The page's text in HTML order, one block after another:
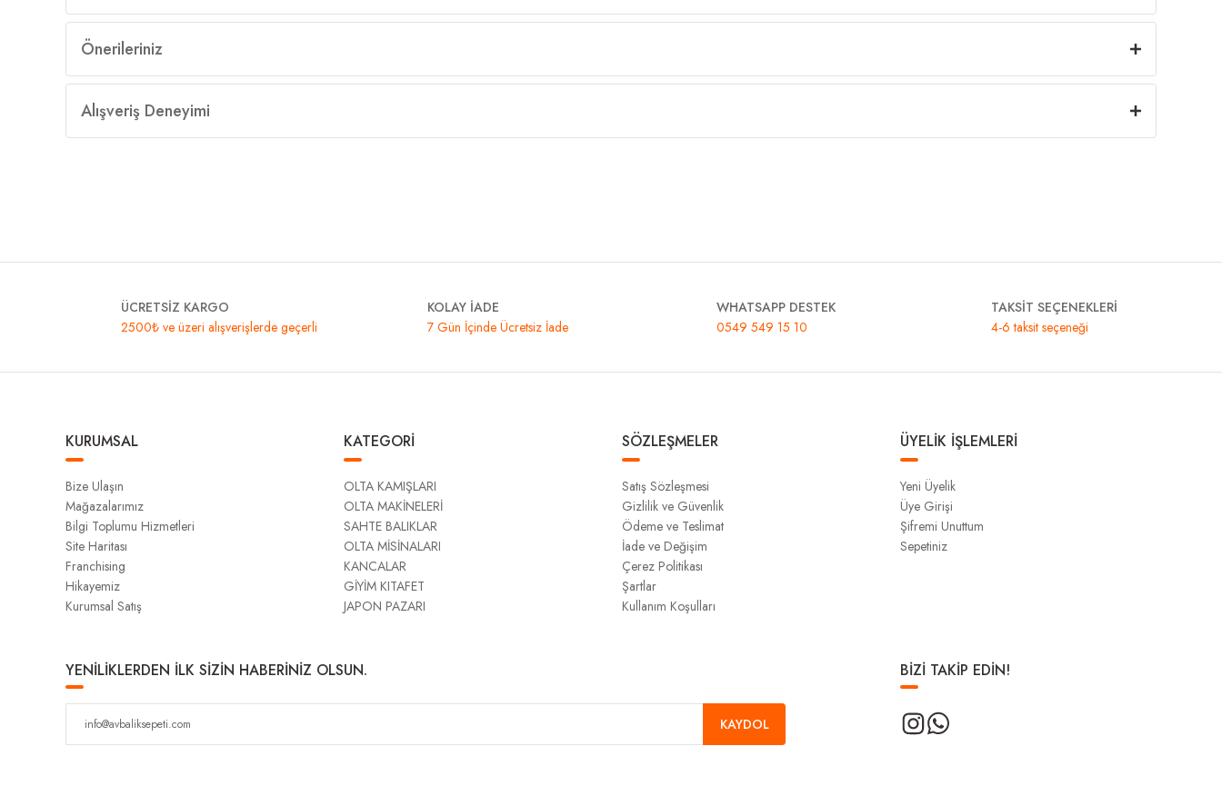
Önerileriniz
Alışveriş Deneyimi
ÜCRETSİZ KARGO
2500₺ ve üzeri alışverişlerde geçerli
KOLAY İADE
7 Gün İçinde Ücretsiz İade
WHATSAPP DESTEK
0549 549 15 10
TAKSİT SEÇENEKLERİ
4-6 taksit seçeneği
KURUMSAL
Bize Ulaşın
Mağazalarımız
Bilgi Toplumu Hizmetleri
Site Haritası
Franchising
Hikayemiz
Kurumsal Satış
KATEGORİ
OLTA KAMIŞLARI
OLTA MAKİNELERİ
SAHTE BALIKLAR
OLTA MİSİNALARI
KANCALAR
GİYİM KITAFET
JAPON PAZARI
SÖZLEŞMELER
Satış Sözleşmesi
Gizlilik ve Güvenlik
Ödeme ve Teslimat
İade ve Değişim
Çerez Politikası
Şartlar
Kullanım Koşulları
ÜYELİK İŞLEMLERİ
Yeni Üyelik
Üye Girişi
Şifremi Unuttum
Sepetiniz
YENİLİKLERDEN İLK SİZİN HABERİNİZ OLSUN.
KAYDOL
BİZİ TAKİP EDİN!